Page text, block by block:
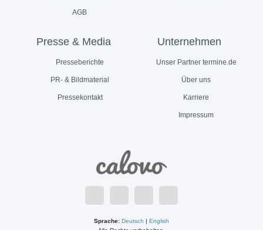
AGB
Presse & Media
Presseberichte
PR- & Bildmaterial
Pressekontakt
Unternehmen
Unser Partner termine.de
Über uns
Karriere
Impressum
Sprache: Deutsch | English